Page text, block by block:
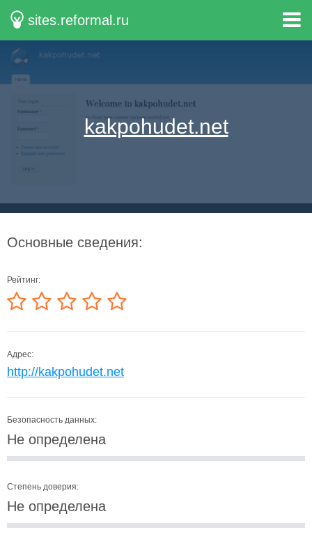
sites.reformal.ru
kakpohudet.net
Основные сведения:
Рейтинг:
Адрес:
http://kakpohudet.net
Безопасность данных:
Не определена
Степень доверия:
Не определена